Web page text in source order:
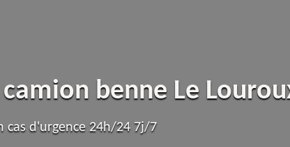
benne Le
cas d'urgence 24h/24 7j/7